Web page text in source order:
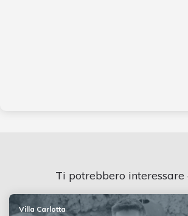
Ti potrebbero interessare
Villa Carlotta